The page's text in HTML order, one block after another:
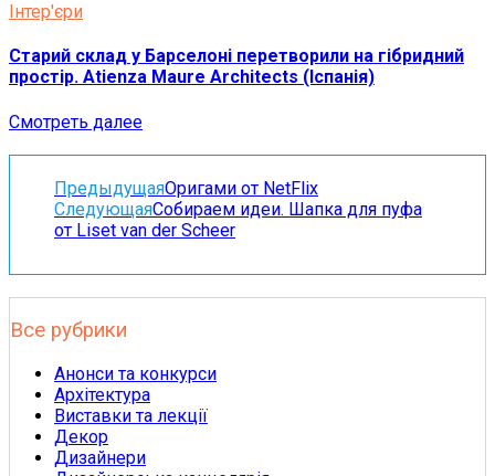
Інтер'єри
Старий склад у Барселоні перетворили на гібридний
простір. Atienza Maure Architects (Іспанія)
Смотреть далее
ПредыдущаяОригами от NetFlix
СледующаяСобираем идеи. Шапка для пуфа
от Liset van der Scheer
Все рубрики
Анонси та конкурси
Архітектура
Виставки та лекції
Декор
Дизайнери